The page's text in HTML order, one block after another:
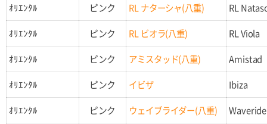
ｵﾘｴﾝﾀﾙ
ピンク RL ナターシャ(八重)
RL
ｵﾘｴﾝﾀﾙ
ピンク RL ビオラ(八重)
RL Viola
ｵﾘｴﾝﾀﾙ
ピンク アミスタッド(八重)
Amistad
ｵﾘｴﾝﾀﾙ
ピンク イビザ
Ibiza
ｵﾘｴﾝﾀﾙ
ピンク ウェイブライダー(八重)